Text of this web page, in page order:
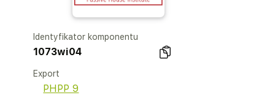
Identyfikator komponentu
1073wi04
Export
PHPP 9